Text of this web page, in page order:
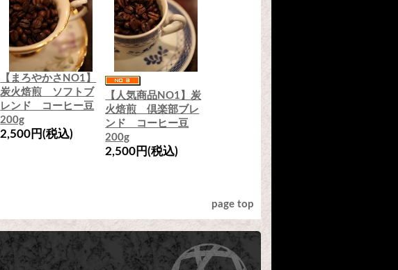
【まろやかさNO1】
炭火焙煎 ソフトブ
レンド コーヒー豆
200g
2,500円(税込)
【人気商品NO1】炭
火焙煎 倶楽部ブレ
ンド コーヒー豆
200g
2,500円(税込)
page top